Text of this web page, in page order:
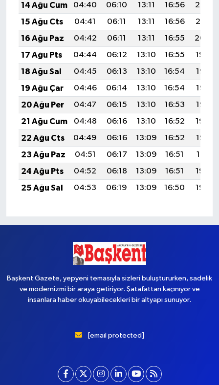
14 Ağu Cum
04:40 06:10 13:11 16:56
20:02
15 Ağu Cts
04:41 06:11 13:11 16:56
20:01
16 Ağu Paz
04:42 06:11 13:11 16:55
20:00
17 Ağu Pts
04:44 06:12 13:10 16:55
19:59
18 Ağu Sal
04:45 06:13 13:10 16:54
19:57
19 Ağu Çar
04:46 06:14 13:10 16:54
19:56
20 Ağu Per
04:47 06:15 13:10 16:53
19:55
21 Ağu Cum
04:48 06:16 13:10 16:52
19:54
22 Ağu Cts
04:49 06:16 13:09 16:52
19:52
23 Ağu Paz
04:51 06:17 13:09 16:51
19:51
24 Ağu Pts
04:52 06:18 13:09 16:51
19:50
25 Ağu Sal
04:53 06:19 13:09 16:50 19:48
Başkent Gazete, yepyeni temasıyla sizleri buluştururken, sadelik
ve modernizmi bir araya getiriyor. Şatafattan kaçınıyor ve
insanlara haber okuyabilecekleri bir altyapı sunuyor.
[email protected]